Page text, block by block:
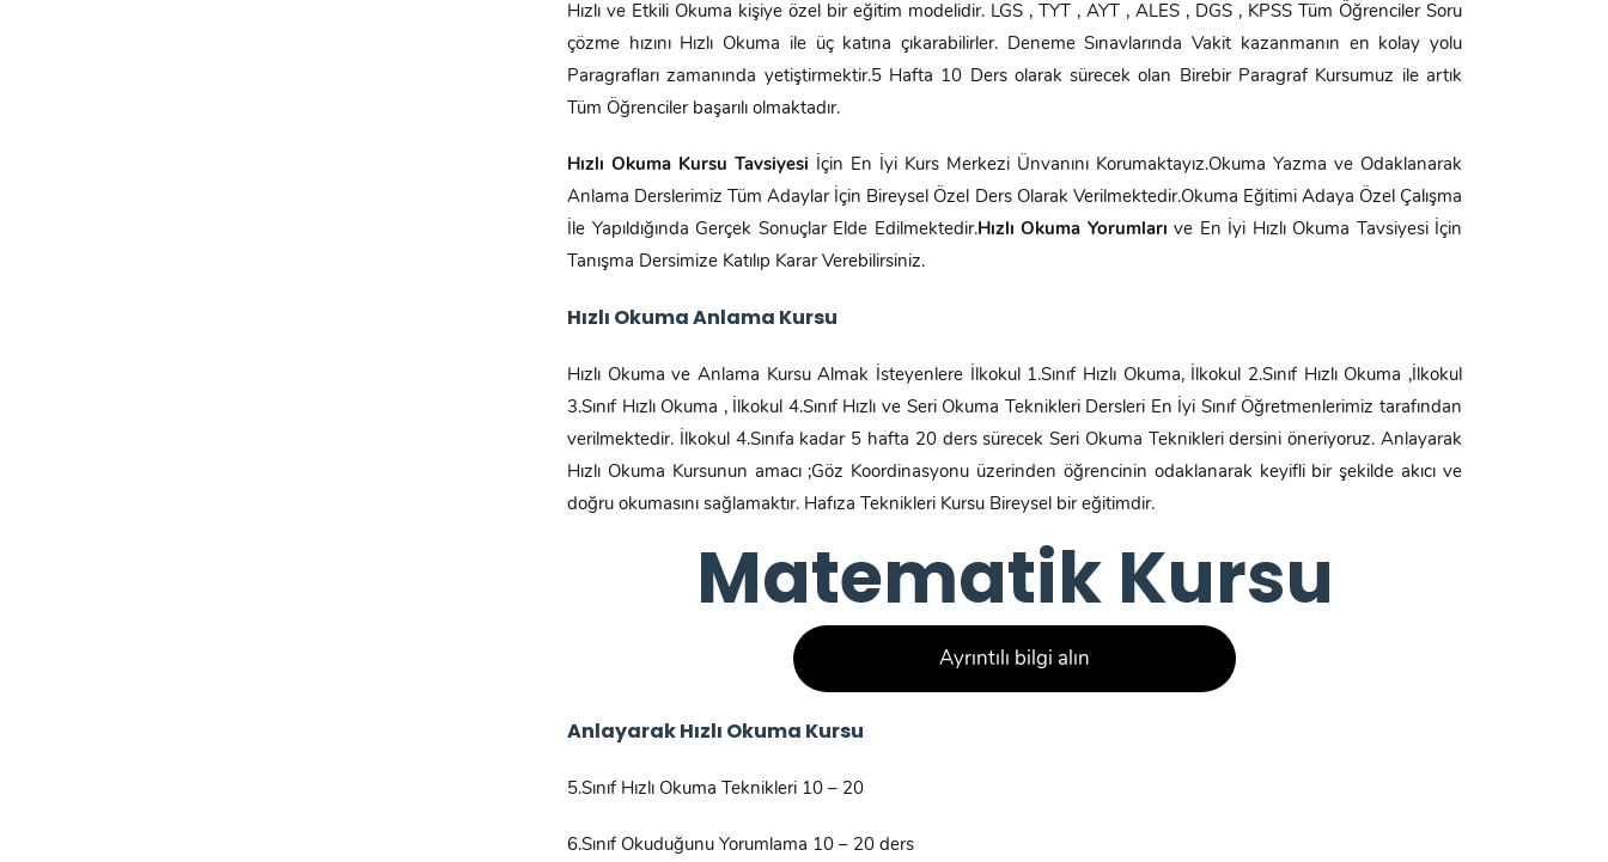
Hızlı ve Etkili Okuma kişiye özel bir eğitim modelidir. LGS , TYT , AYT , ALES , DGS , KPSS Tüm Öğrenciler Soru
çözme hızını Hızlı Okuma ile üç katına çıkarabilirler. Deneme Sınavlarında Vakit kazanmanın en kolay yolu
Paragrafları zamanında yetiştirmektir.5 Hafta 10 Ders olarak sürecek olan Birebir Paragraf Kursumuz ile artık
Tüm Öğrenciler başarılı olmaktadır.
Hızlı Okuma Kursu Tavsiyesi İçin En İyi Kurs Merkezi Ünvanını Korumaktayız.Okuma Yazma ve Odaklanarak
Anlama Derslerimiz Tüm Adaylar İçin Bireysel Özel Ders Olarak Verilmektedir.Okuma Eğitimi Adaya Özel Çalışma
İle Yapıldığında Gerçek Sonuçlar Elde Edilmektedir.Hızlı Okuma Yorumları ve En İyi Hızlı Okuma Tavsiyesi İçin
Tanışma Dersimize Katılıp Karar Verebilirsiniz.
Hızlı Okuma Anlama Kursu
Hızlı Okuma ve Anlama Kursu Almak İsteyenlere İlkokul 1.Sınıf Hızlı Okuma, İlkokul 2.Sınıf Hızlı Okuma ,İlkokul
3.Sınıf Hızlı Okuma , İlkokul 4.Sınıf Hızlı ve Seri Okuma Teknikleri Dersleri En İyi Sınıf Öğretmenlerimiz tarafından
verilmektedir. İlkokul 4.Sınıfa kadar 5 hafta 20 ders sürecek Seri Okuma Teknikleri dersini öneriyoruz. Anlayarak
Hızlı Okuma Kursunun amacı ;Göz Koordinasyonu üzerinden öğrencinin odaklanarak keyifli bir şekilde akıcı ve
doğru okumasını sağlamaktır. Hafıza Teknikleri Kursu Bireysel bir eğitimdir.
Matematik Kursu
Ayrıntılı bilgi alın
Anlayarak Hızlı Okuma Kursu
5.Sınıf Hızlı Okuma Teknikleri 10 – 20
6.Sınıf Okuduğunu Yorumlama 10 – 20 ders